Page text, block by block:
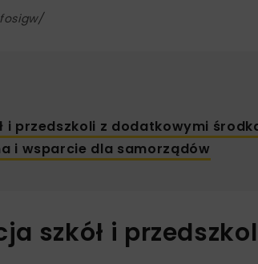
i przedszkoli z dodatkowymi
i wsparcie dla samorządów
szkół i